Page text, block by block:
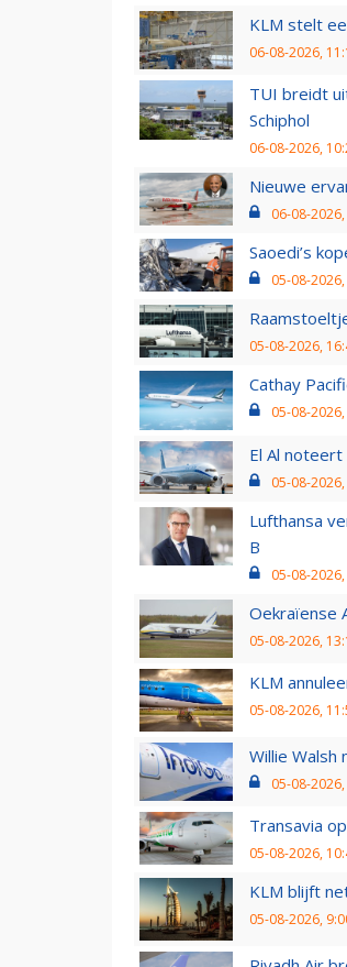
KLM stelt
06-08-2026,
TUI breidt
Schiphol
06-08-2026,
Nieuwe
06-08-
Saoedi’s
05-08-
05-08-2026,
Cathay
05-08-
El Al
05-08-
Lufthansa
B
05-08-
Oekraïense
05-08-2026,
KLM
05-08-2026,
Willie
05-08-
Transavia
05-08-2026,
KLM blijft
05-08-2026,